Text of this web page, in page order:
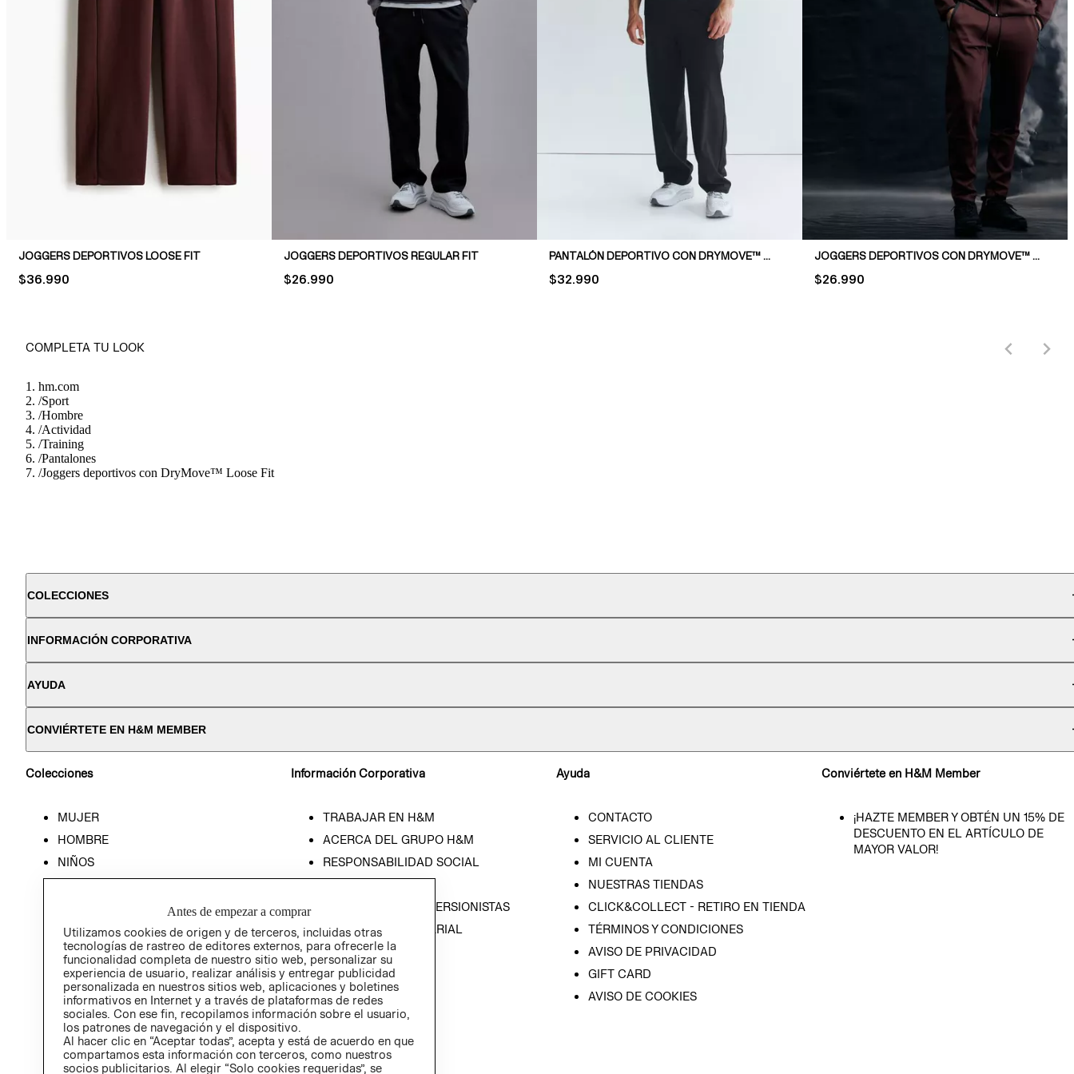
JOGGERS DEPORTIVOS LOOSE FIT
PRICE:
$36.990
JOGGERS DEPORTIVOS REGULAR FIT
PRICE:
$26.990
PANTALÓN DEPORTIVO CON DRYMOVE™ REGULAR FIT
PRICE:
$32.990
JOGGERS DEPORTIVOS CON DRYMOVE™ SLIM FIT
PRICE:
$26.990
COMPLETA TU LOOK
hm.com
/Sport
/Hombre
/Actividad
/Training
/Pantalones
/Joggers deportivos con DryMove™ Loose Fit
COLECCIONES
INFORMACIÓN CORPORATIVA
AYUDA
CONVIÉRTETE EN H&M MEMBER
Colecciones
MUJER
HOMBRE
NIÑOS
Información Corporativa
TRABAJAR EN H&M
ACERCA DEL GRUPO H&M
RESPONSABILIDAD SOCIAL
RELACIÓN CON INVERSIONISTAS
POLÍTICA EMPRESARIAL
Ayuda
CONTACTO
SERVICIO AL CLIENTE
MI CUENTA
NUESTRAS TIENDAS
CLICK&COLLECT - RETIRO EN TIENDA
TÉRMINOS Y CONDICIONES
AVISO DE PRIVACIDAD
GIFT CARD
AVISO DE COOKIES
Conviértete en H&M Member
¡HAZTE MEMBER Y OBTÉN UN 15% DE
DESCUENTO EN EL ARTÍCULO DE
MAYOR VALOR!
Antes de empezar a comprar
Utilizamos cookies de origen y de terceros, incluidas otras
tecnologías de rastreo de editores externos, para ofrecerle la
funcionalidad completa de nuestro sitio web, personalizar su
experiencia de usuario, realizar análisis y entregar publicidad
personalizada en nuestros sitios web, aplicaciones y boletines
informativos en Internet y a través de plataformas de redes
sociales. Con ese fin, recopilamos información sobre el usuario,
los patrones de navegación y el dispositivo.
Al hacer clic en “Aceptar todas”, acepta y está de acuerdo en que
compartamos esta información con terceros, como nuestros
socios publicitarios. Al elegir “Solo cookies requeridas”, se